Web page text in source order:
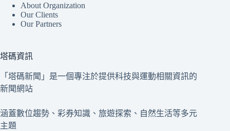
About Organization
Our Clients
Our Partners
塔碼資訊
「塔碼新聞」是一個專注於提供科技與運動相關資訊的
新聞網站
涵蓋數位趨勢、彩券知識、旅遊探索、自然生活等多元
主題